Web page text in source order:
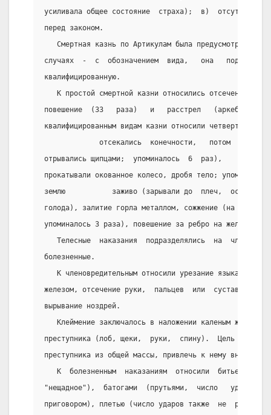
усиливала общее состояние  страха);  в)  отсутствием
перед законом.
Смертная казнь по Артикулам была предусмотрена в
случаях  -  с  обозначением  вида,   она
квалифицированную.
К простой смертной казни относились отсечение
повешение  (33   раза)   и   расстрел
квалифицированным видам казни относили четвертование
отсекались  конечности,   потом
отрывались щипцами;  упоминалось  6  раз),
прокатывали окованное колесо, дробя тело;
землю           заживо (зарывали до  плеч,
голода), залитие горла металлом, сожжение (на
упоминалось 3 раза), повешение за ребро на железном
Телесные  наказания  подразделялись  на
болезненные.
К членовредительным относили урезание языка или
железом, отсечение руки,  пальцев  или  суставов,
вырывание ноздрей.
Клеймение заключалось в наложении каленым железом
преступника (лоб, щеки,  руки,  спину).  Цель  этого
преступника из общей массы, привлечь к нему внимание.
К  болезненным  наказаниям  относили  битье
"нещадное"),  батогами  (прутьями,  число   ударов
приговором), плетью (число ударов также  не